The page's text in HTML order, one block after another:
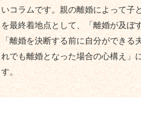
いコラムです。親の離婚によって子
を最終着地点として、「離婚が及ぼ
「離婚を決断する前に自分ができる
れでも離婚となった場合の心構え」
す。